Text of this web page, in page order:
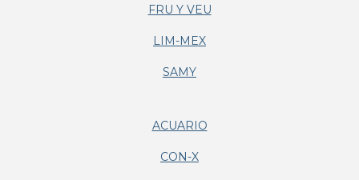
FRU Y VEU
LIM-MEX
SAMY
ACUARIO
CON-X